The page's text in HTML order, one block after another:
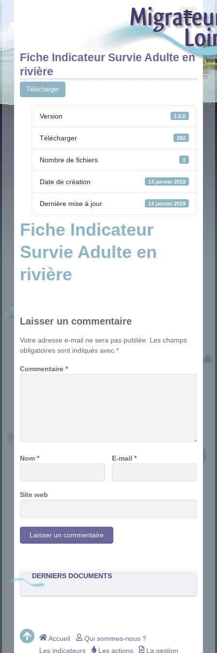
Fiche Indicateur Survie Adulte en
rivière
Télécharger
Version 1.0.0
Télécharger 282
Nombre de fichiers 1
Date de création 14 janvier 2019
Dernière mise à jour 14 janvier 2019
Fiche Indicateur
Survie Adulte en
rivière
Laisser un commentaire
Votre adresse e-mail ne sera pas publiée.
Les champs
obligatoires sont indiqués avec*
Commentaire*
Nom* E-mail*
Site web
DERNIERS DOCUMENTS
Accueil
Qui sommes-nous ?
Les indicateurs
Les actions La gestion